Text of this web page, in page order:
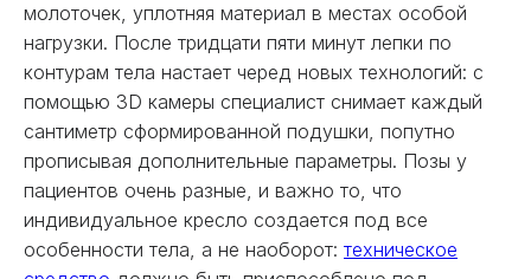
молоточек, уплотняя материал в местах особой
нагрузки. После тридцати пяти минут лепки по
контурам тела настает черед новых технологий: с
помощью 3D камеры специалист снимает каждый
сантиметр сформированной подушки, попутно
прописывая дополнительные параметры. Позы у
пациентов очень разные, и важно то, что
индивидуальное кресло создается под все
особенности тела, а не наоборот: техническое